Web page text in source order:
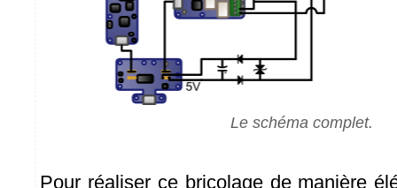
Le schéma complet.
Pour réaliser ce bricolage de manière